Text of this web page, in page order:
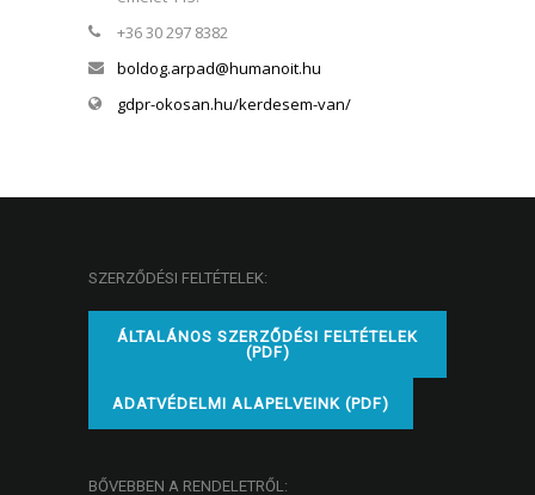
+36 30 297 8382
boldog.arpad@humanoit.hu
gdpr-okosan.hu/kerdesem-van/
SZERZŐDÉSI FELTÉTELEK:
ÁLTALÁNOS SZERZŐDÉSI FELTÉTELEK
(PDF)
ADATVÉDELMI ALAPELVEINK (PDF)
BŐVEBBEN A RENDELETRŐL: